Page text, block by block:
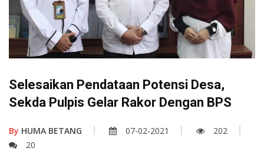
Selesaikan Pendataan Potensi Desa,
Sekda Pulpis Gelar Rakor Dengan BPS
By HUMA BETANG 07-02-2021
202
20